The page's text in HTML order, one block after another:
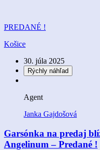
PREDANÉ !
Košice
30. júla 2025
Rýchly náhľad
Agent
Janka Gajdošová
Garsónka na predaj
Angelinum – Predané !